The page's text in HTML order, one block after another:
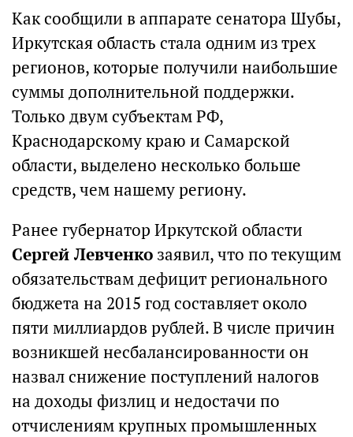
Как сообщили в аппарате сенатора Шубы,
Иркутская область стала одним из трех
регионов, которые получили наибольшие
суммы дополнительной поддержки.
Только двум субъектам РФ,
Краснодарскому краю и Самарской
области, выделено несколько больше
средств, чем нашему региону.
Ранее губернатор Иркутской области
Сергей Левченко заявил, что по текущим
обязательствам дефицит регионального
бюджета на 2015 год составляет около
пяти миллиардов рублей. В числе причин
возникшей несбалансированности он
назвал снижение поступлений налогов
на доходы физлиц и недостачи по
отчислениям крупных промышленных